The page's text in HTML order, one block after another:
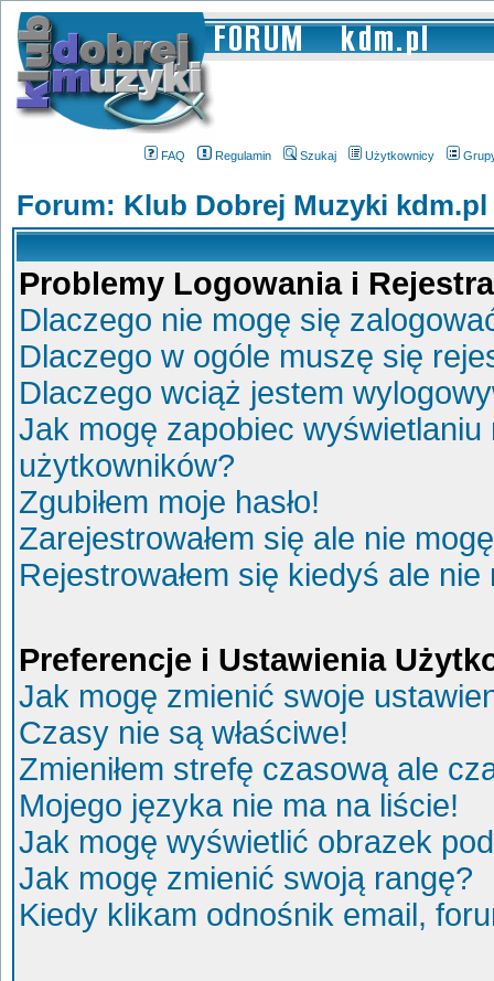
FAQ Regulamin Szukaj Użytkownicy
Forum: Klub Dobrej Muzyki kdm.pl
Problemy Logowania i
Dlaczego nie mogę się
Dlaczego w ogóle muszę się
Dlaczego wciąż jestem
Jak mogę zapobiec
użytkowników?
Zgubiłem moje hasło!
Zarejestrowałem się ale nie
Rejestrowałem się kiedyś ale
Preferencje i Ustawienia
Jak mogę zmienić swoje
Czasy nie są właściwe!
Zmieniłem strefę czasową ale
Mojego języka nie ma na liście!
Jak mogę wyświetlić obrazek
Jak mogę zmienić swoją rangę?
Kiedy klikam odnośnik email,